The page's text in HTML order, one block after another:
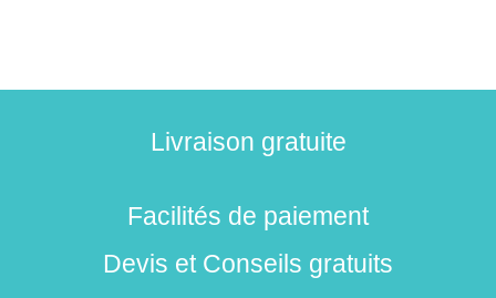
Livraison gratuite
Facilités de paiement
Devis et Conseils gratuits